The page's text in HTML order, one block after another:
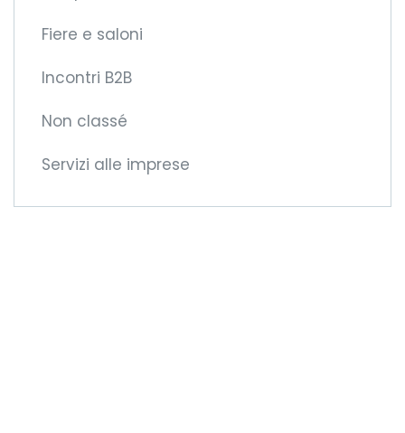
Fiere e saloni
Incontri B2B
Non classé
Servizi alle imprese